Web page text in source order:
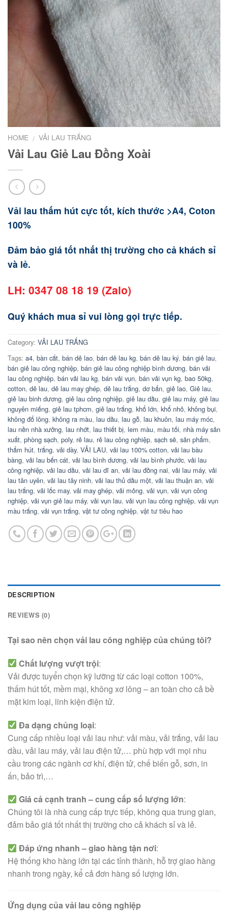
HOME / VẢI LAU TRẮNG
Vải Lau Giẻ Lau Đồng Xoài
Vải lau thấm hút cực tốt, kích thước >A4, Coton
100%
Đảm bảo giá tốt nhất thị trường cho cả khách sỉ
và lẻ.
LH: 0347 08 18 19 (Zalo)
Quý khách mua sỉ vui lòng gọi trực tiếp.
Category: VẢI LAU TRẮNG
Tags: a4, bàn cắt, bán dẻ lao, bán dẻ lau kg, bán dẻ lau ký, bán giẻ lau,
bán giẻ lau công nghiệp, bán giẻ lau công nghiệp bình dương, bán vải
lau công nghiệp, bán vải lau kg, bán vải vụn, bán vải vụn kg, bao 50kg,
cotton, dẻ lau, dẻ lau may ghép, dẻ lau trắng, dơ bẩn, giẻ lao, Giẻ lau,
giẻ lau binh dương, giẻ lau công nghiệp, giẻ lau dầu, giẻ lau máy, giẻ lau
nguyên miếng, giẻ lau tphcm, giẻ lau trắng, khổ lớn, khổ nhỏ, không bụi,
không đổ lông, không ra màu, lau dầu, lau gỗ, lau khuôn, lau máy móc,
lau nền nhà xưởng, lau nhớt, lau thiết bị, lem màu, màu tối, nhà máy sản
xuất, phòng sạch, poly, rẻ lau, rẻ lau công nghiệp, sạch sẽ, sản phẩm,
thẩm hút, trắng, vải dày, VẢI LAU, vải lau 100% cotton, vải lau bàu
bàng, vải lau bến cát, vải lau bình dương, vải lau bình phước, vải lau
công nghiệp, vải lau dầu, vải lau dĩ an, vải lau đồng nai, vải lau máy, vải
lau tân uyên, vải lau tây ninh, vải lau thủ dầu một, vải lau thuận an, vải
lau trắng, vải lốc may, vải may ghép, vải mỏng, vải vụn, vải vụn công
nghiệp, vải vụn giẻ lau máy, vải vụn lau, vải vụn lau công nghiệp, vải vụn
màu trắng, vải vụn trắng, vật tư công nghiệp, vật tư tiêu hao
DESCRIPTION
REVIEWS (0)
Tại sao nên chọn vải lau công nghiệp của chúng tôi?
Chất lượng vượt trội:
Vải được tuyển chọn kỹ lưỡng từ các loại cotton 100%,
thấm hút tốt, mềm mại, không xơ lông – an toàn cho cả bề
mặt kim loại, linh kiện điện tử.
Đa dạng chủng loại:
Cung cấp nhiều loại vải lau như: vải màu, vải trắng, vải lau
dầu, vải lau máy, vải lau điện tử,… phù hợp với mọi nhu
cầu trong các ngành cơ khí, điện tử, chế biến gỗ, sơn, in
ấn, bảo trì,…
Giá cả cạnh tranh – cung cấp số lượng lớn:
Chúng tôi là nhà cung cấp trực tiếp, không qua trung gian,
đảm bảo giá tốt nhất thị trường cho cả khách sỉ và lẻ.
Đáp ứng nhanh – giao hàng tận nơi:
Hệ thống kho hàng lớn tại các tỉnh thành, hỗ trợ giao hàng
nhanh trong ngày, kể cả đơn hàng số lượng lớn.
Ứng dụng của vải lau công nghiệp